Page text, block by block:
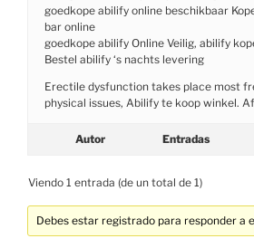
goedkope abilify online beschikbaar
bar online
goedkope abilify Online Veilig, abilify
Bestel abilify ‘s nachts levering
Erectile dysfunction takes place most
physical issues, Abilify te koop winkel.
Autor Entradas
Viendo 1 entrada (de un total de 1)
Debes estar registrado para responder a